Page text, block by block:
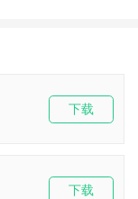
下载
下载